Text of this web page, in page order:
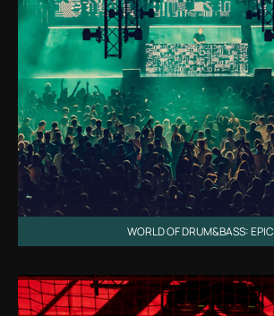
WORLD OF DRUM&BASS: EPIC